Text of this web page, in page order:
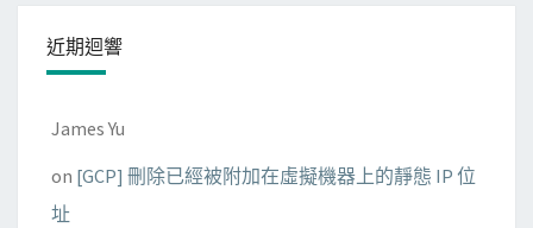
近期迴響
James Yu
on [GCP] 刪除已經被附加在虛擬機器上的靜態 IP 位
址